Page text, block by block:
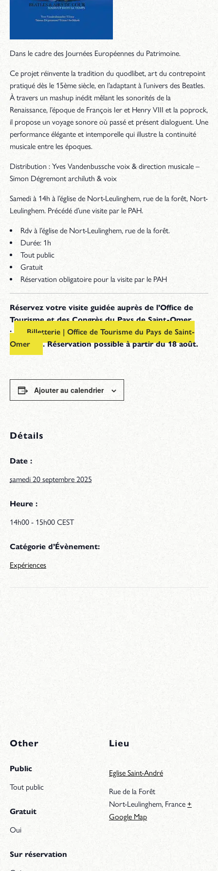
Dans le cadre des Journées Européennes du Patrimoine.
Ce projet réinvente la tradition du quodlibet, art du contrepoint
pratiqué dès le 15ème siècle, en l’adaptant à l’univers des Beatles.
À travers un mashup inédit mêlant les sonorités de la
Renaissance, l’époque de François Ier et Henry VIII et la poprock,
il propose un voyage sonore où passé et présent dialoguent. Une
performance élégante et intemporelle qui illustre la continuité
musicale entre les époques.
Distribution : Yves Vandenbussche voix & direction musicale –
Simon Dégremont archiluth & voix
Samedi à 14h à l’église de Nort-Leulinghem, rue de la forêt, Nort-
Leulinghem. Précédé d’une visite par le PAH.
Rdv à l’église de Nort-Leulinghem, rue de la forêt.
Durée: 1h
Tout public
Gratuit
Réservation obligatoire pour la visite par le PAH
Réservez votre visite guidée auprès de l’Office de
Tourisme et des Congrès du Pays de Saint-Omer
:
Billetterie | Office de Tourisme du Pays de Saint-
Omer
. Réservation possible à partir du 18 août.
Ajouter au calendrier
Détails
Date :
samedi 20 septembre 2025
Heure :
14h00 - 15h00 CEST
Catégorie d’Évènement:
Expériences
Lieu
Eglise Saint-André
Rue de la Forêt
Nort-Leulinghem, France +
Google Map
Other
Public
Tout public
Gratuit
Oui
Sur réservation